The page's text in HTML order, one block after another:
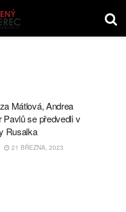
Mátlová, Andrea
Pavlů se předvedli v
Rusalka
21 BŘEZNA, 2023